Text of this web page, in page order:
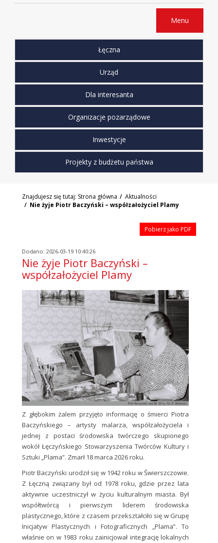
Menu
Łęczna
Urząd
Dla interesanta
Organizacje pozarządowe
Inwestycje
Projekty z budżetu państwa
Znajdujesz się tutaj: Strona główna
Aktualności
Nie żyje Piotr Baczyński – współzałożyciel Plamy
Pobierz jako PDF
Dodano: 2026-03-19 10:40:26
Nie żyje Piotr Baczyński –
współzałożyciel Plamy
Z głębokim żalem przyjęto informację o śmierci Piotra
Baczyńskiego – artysty malarza, współzałożyciela i
jednej z postaci środowiska twórczego skupionego
wokół Łęczyńskiego Stowarzyszenia Twórców Kultury i
Sztuki „Plama”. Zmarł 18 marca 2026 roku.
Piotr Baczyński urodził się w 1942 roku w Świerszczowie.
Z Łęczną związany był od 1978 roku, gdzie przez lata
aktywnie uczestniczył w życiu kulturalnym miasta. Był
współtwórcą i pierwszym liderem środowiska
plastycznego, które z czasem przekształciło się w Grupę
Inicjatyw Plastycznych i Fotograficznych „Plama”. To
właśnie on w 1983 roku zainicjował integrację lokalnych